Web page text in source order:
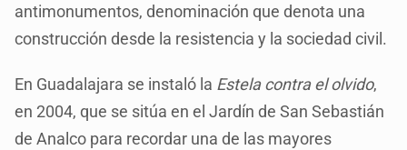
antimonumentos, denominación que denota una
construcción desde la resistencia y la sociedad civil.
En Guadalajara se instaló la Estela contra el olvido,
en 2004, que se sitúa en el Jardín de San Sebastián
de Analco para recordar una de las mayores